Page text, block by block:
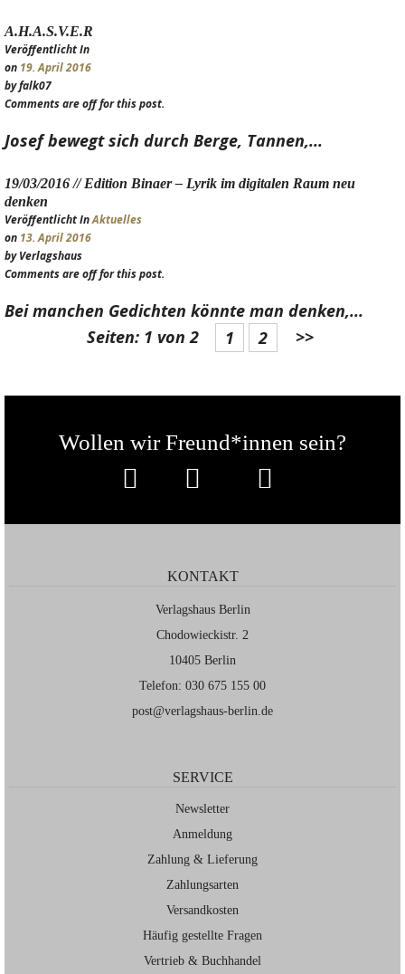
A.H.A.S.V.E.R
Veröffentlicht In
on 19. April 2016
by falk07
Comments are off for this post.
Josef bewegt sich durch Berge, Tannen,...
19/03/2016 // Edition Binaer – Lyrik im digitalen Raum neu
denken
Veröffentlicht InAktuelles
on 13. April 2016
by Verlagshaus
Comments are off for this post.
Bei manchen Gedichten könnte man denken,...
Seiten: 1 von 2
1 2 >>
Wollen wir Freund*innen sein?
KONTAKT
Verlagshaus Berlin
Chodowieckistr. 2
10405 Berlin
Telefon: 030 675 155 00
post@verlagshaus-berlin.de
SERVICE
Newsletter
Anmeldung
Zahlung & Lieferung
Zahlungsarten
Versandkosten
Häufig gestellte Fragen
Vertrieb & Buchhandel